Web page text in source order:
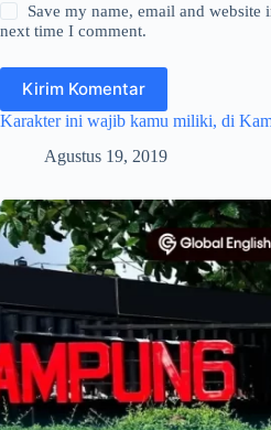
Save my name, email and website
next time I comment.
Kirim Komentar
Karakter ini wajib kamu miliki, di
Agustus 19, 2019